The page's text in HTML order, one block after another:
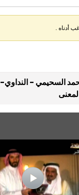
أدناه .
السحيمي - النداوي-